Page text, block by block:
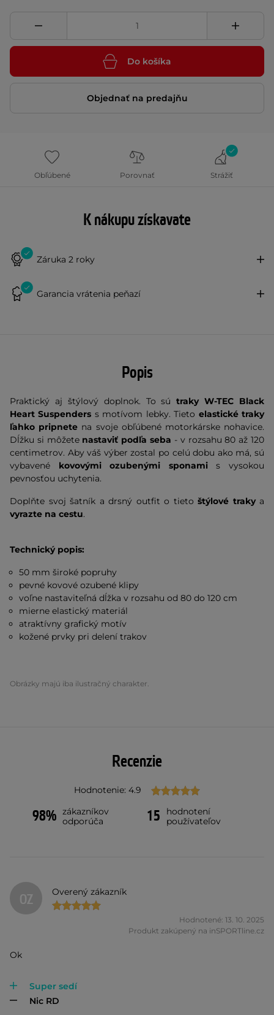
Do košíka
Objednať na predajňu
Obľúbené Porovnať Strážiť
K nákupu získavate
Záruka 2 roky
Garancia vrátenia peňazí
Popis
Praktický aj štýlový doplnok. To sútraky W-TEC Black
Heart Suspenders s motívom lebky. Tieto elastické traky
ľahko pripnete na svoje obľúbené motorkárske nohavice.
Dĺžku si môžete nastaviť podľa seba - v rozsahu 80 až 120
centimetrov. Aby váš výber zostal po celú dobu ako má, sú
vybavené kovovými ozubenými sponamis vysokou
pevnosťou uchytenia.
Doplňte svoj šatník a drsný outfit o tieto štýlové trakya
vyrazte na cestu.
Technický popis:
50 mm široké popruhy
pevné kovové ozubené klipy
voľne nastaviteľná dĺžka v rozsahu od 80 do 120 cm
mierne elastický materiál
atraktívny grafický motív
kožené prvky pri delení trakov
Obrázky majú iba ilustračný charakter.
Recenzie
Hodnotenie: 4.9
98% zákazníkov
odporúča
15
hodnotení
používateľov
OZ Overený zákazník
Hodnotené: 13. 10. 2025
Produkt zakúpený na inSPORTline.cz
Ok
Super sedí
Nic RD